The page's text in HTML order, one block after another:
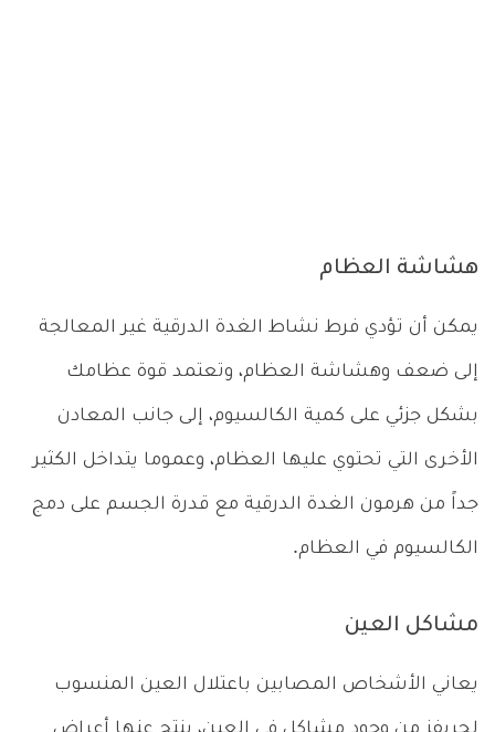
هشاشة العظام
يمكن أن تؤدي فرط نشاط الغدة الدرقية غير المعالجة
إلى ضعف وهشاشة العظام، وتعتمد قوة عظامك
بشكل جزئي على كمية الكالسيوم، إلى جانب المعادن
الأخرى التي تحتوي عليها العظام، وعموما يتداخل الكثير
جداً من هرمون الغدة الدرقية مع قدرة الجسم على دمج
الكالسيوم في العظام.
مشاكل العين
يعاني الأشخاص المصابين باعتلال العين المنسوب